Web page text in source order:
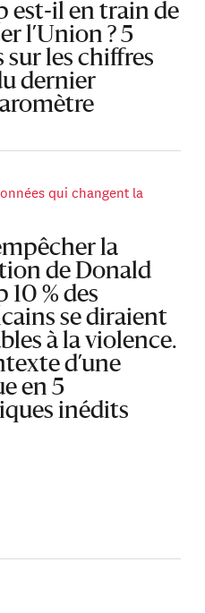
est-il en train de
l’Union ? 5
les chiffres
dernier
qui changent la
la
de Donald
10 % des
se diraient
à la violence.
d’une
en 5
inédits